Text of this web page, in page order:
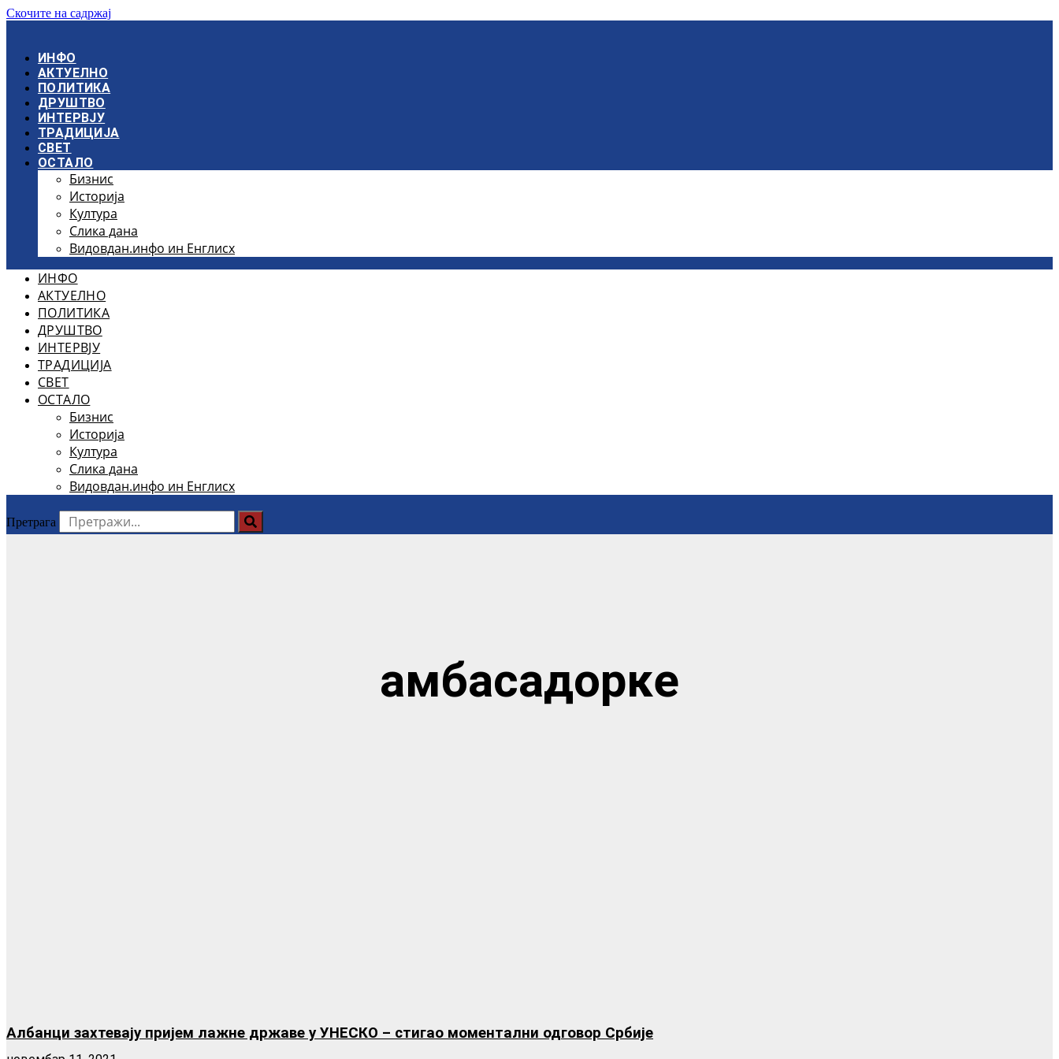
Скочите на садржај
ИНФО
АКТУЕЛНО
ПОЛИТИКА
ДРУШТВО
ИНТЕРВЈУ
ТРАДИЦИЈА
СВЕТ
ОСТАЛО
Бизнис
Историја
Култура
Слика дана
Видовдан.инфо ин Енглисх
ИНФО
АКТУЕЛНО
ПОЛИТИКА
ДРУШТВО
ИНТЕРВЈУ
ТРАДИЦИЈА
СВЕТ
ОСТАЛО
Бизнис
Историја
Култура
Слика дана
Видовдан.инфо ин Енглисх
Претрага
амбасадорке
Албанци захтевају пријем лажне државе у УНЕСКО – стигао моментални одговор Србије